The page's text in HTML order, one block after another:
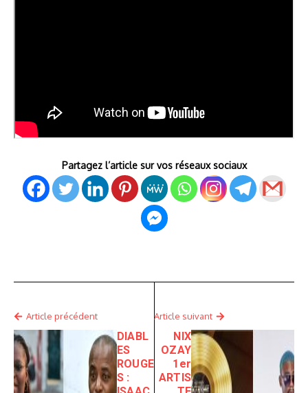
Partagez l’article sur vos réseaux sociaux
Article précédent
DIABL
ES
ROUGE
S :
Article suivant
NIX
OZAY
1er
ARTIS